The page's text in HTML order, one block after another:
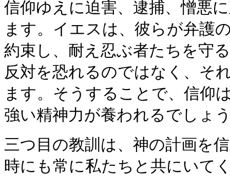
信仰ゆえに迫害、逮捕、憎悪
ます。イエスは、彼らが弁護
約束し、耐え忍ぶ者たちを守
反対を恐れるのではなく、そ
ます。そうすることで、信仰
強い精神力が養われるでしょ
三つ目の教訓は、神の計画を
時にも常に私たちと共にいて